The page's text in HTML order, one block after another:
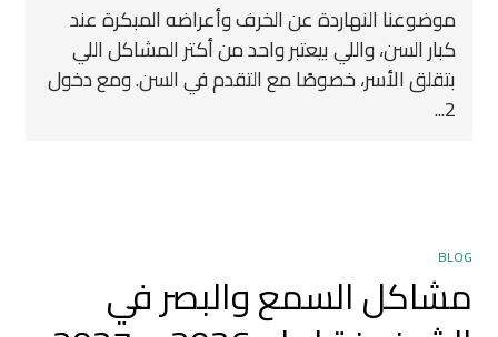
موضوعنا النهاردة عن الخرف وأعراضه المبكرة عند
كبار السن، واللي بيعتبر واحد من أكتر المشاكل اللي
بتقلق الأسر، خصوصًا مع التقدم في السن. ومع دخول
2...
BLOG
مشاكل السمع والبصر في